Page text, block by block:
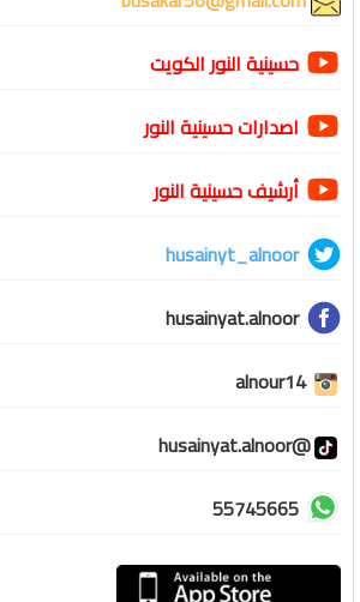
حسينية النور الكويت
اصدارات حسينية النور
أرشيف حسينية النور
husainyt_alnoor
husainyat.alnoor
alnour14
@husainyat.alnoor
55745665